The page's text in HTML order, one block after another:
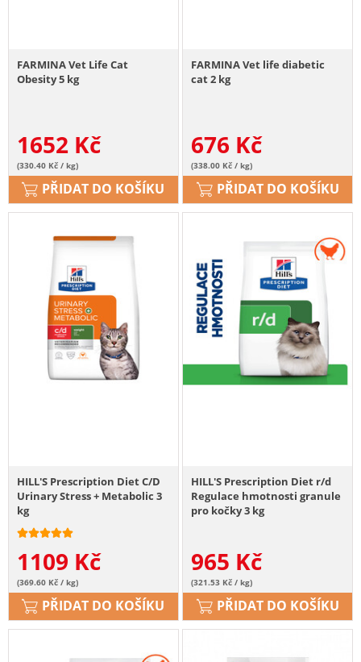
FARMINA Vet Life Cat
Obesity 5 kg
1652 Kč
(330.40 Kč / kg)
PŘIDAT DO KOŠÍKU
FARMINA Vet life diabetic
cat 2 kg
676 Kč
(338.00 Kč / kg)
PŘIDAT DO KOŠÍKU
HILL'S Prescription Diet C/D
Urinary Stress + Metabolic 3
kg
1109 Kč
(369.60 Kč / kg)
PŘIDAT DO KOŠÍKU
HILL'S Prescription Diet r/d
Regulace hmotnosti granule
pro kočky 3 kg
965 Kč
(321.53 Kč / kg)
PŘIDAT DO KOŠÍKU